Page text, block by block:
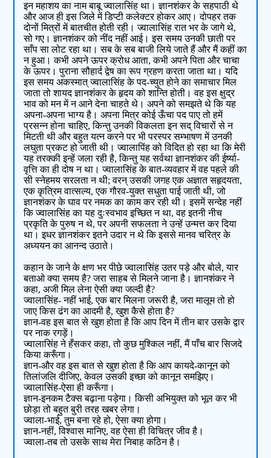
इन महाशय का नाम बाबू ज्वालासिंह था। ज्ञानशंकर के सहपाठी थे
और आज ही इस जिले में डिप्टी कलेक्टर होकर आए। दोपहर तक
दोनों मित्रों में बातचीत होती रही। ज्वालासिंह रात भर के जागे थे,
सो गए। ज्ञानशंकर को नींद नहीं आई। इस समय उनकी छाती पर
साँप सा लोट रहा था। सब के सब बाजी लिये जाते हैं और मैं कहीं का
न हुआ। कभी अपने ऊपर क्रोध आता, कभी अपने पिता और चाचा
के ऊपर। पुराना सौहार्द द्वेष का रूप ग्रहण करता जाता था। यदि
इस समय अकस्मात्‌ ज्वालासिंह के पद-च्युत होने का समाचार मिल
जाता तो शायद ज्ञानशंकर के हृदय को शान्ति होती। वह इस क्षुद्र
भाव को मन में न आने देना चाहते थे। अपने को समझते थे कि यह
अपना-अपना भाग्य है। अपना मित्र कोई ऊँचा पद पाए तो हमें
प्रसन्‍न होना चाहिए, किन्तु उनकी विकलता इन सद्‌ विचारों से न
मिटती थी और बहुत यत्न करने पर भी परस्पर सम्भाषण में उनकी
लघुता प्रकट हो जाती थी। ज्वालापिंह को विदित हो रहा था कि मेरी
यह तरक्की इन्हें जला रही है, किन्तु यह सर्वथा ज्ञानशंकर की ईर्ष्या-
वृत्ति का ही दोष न था। ज्वालासिंह के बात-व्यवहार में वह पहले की
सी स्नेहमय सरलता न थी; वरन्‌ उसकी जगह एक अज्ञात सहृदयता,
एक कृत्रिम वात्सल्य, एक गौरव-युक्त सधुता पाई जाती थी, जो
ज्ञानशंकर के घाव पर नमक का काम कर रही थी। इसमें सन्देह नहीं
कि ज्वालासिंह का यह दुःस्वभाव इच्छित न था, वह इतनी नीच
प्रकृति के पुरुष न थे, पर अपनी सफलता ने उन्हें उन्मत्त कर दिया
था। इधर ज्ञानशंकर इतने उदार न थे कि इससे मानव चरित्र के
अध्ययन का आनन्द उठाते।
कहान के जाने के क्षण भर पीछे ज्वालासिंह उतर पड़े और बोले, यार
बताओ क्या समय है? जरा साहब से मिलने जाना है। ज्ञानशंकर ने
कहा, अजी मिल लेना ऐसी क्या जल्दी है?
ज्वालासिंह- नहीं भाई, एक बार मिलना जरूरी है, जरा मालूम तो हो
जाए किस ढंग का आदमी है, खुश कैसे होता है?
ज्ञान-वह इस बात से खुश होता है कि आप दिन में तीन बार उसके द्वार
पर नाक रगड़ें।
ज्वालासिंह ने हँसकर कहा, तो कुछ मुश्किल नहीं, मैं पाँच बार सिजदे
किया करूँगा।
ज्ञान-और वह इस बात से खुश होता है कि आप कायदे-कानून को
तिलांजलि दीजिए, केवल उसकी इच्छा को कानून समझिए।
ज्वालासिंह-ऐसा ही करूँगा।
ज्ञान-इनकम टैक्स बढ़ाना पड़ेगा। किसी अभियुक्त को भूल कर भी
छोड़ा तो बहुत बुरी तरह खबर लेगा।
ज्वाला-भाई, तुम बना रहे हो, ऐसा क्या होगा।
ज्ञान-नहीं, विश्वास मानिए, वह ऐसा ही विचित्र जीव है।
ज्वाला-तब तो उसके साथ मेरा निबाह कठिन है।